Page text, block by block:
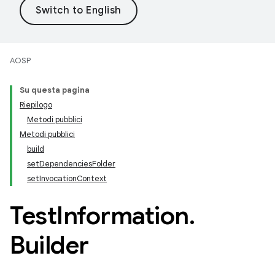
AOSP
Su questa pagina
Riepilogo
Metodi pubblici
Metodi pubblici
build
setDependenciesFolder
setInvocationContext
TestInformation.
Builder